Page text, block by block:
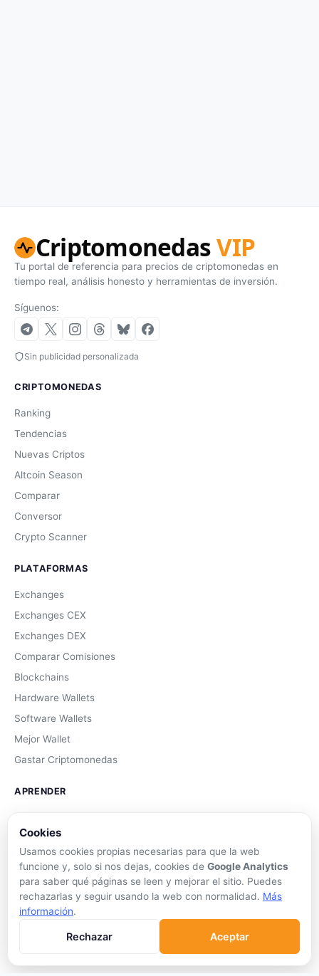
CriptomonedasVIP
Tu portal de referencia para precios de criptomonedas en
tiempo real, análisis honesto y herramientas de inversión.
Síguenos:
Sin publicidad personalizada
CRIPTOMONEDAS
Ranking
Tendencias
Nuevas Criptos
Altcoin Season
Comparar
Conversor
Crypto Scanner
PLATAFORMAS
Exchanges
Exchanges CEX
Exchanges DEX
Comparar Comisiones
Blockchains
Hardware Wallets
Software Wallets
Mejor Wallet
Gastar Criptomonedas
APRENDER
Cómo Comprar
Staking
DeFi
Trading
Cookies
Usamos cookies propias necesarias para que la web
funcione y, solo si nos dejas, cookies de Google Analytics
para saber qué páginas se leen y mejorar el sitio. Puedes
rechazarlas y seguir usando la web con normalidad. Más
información.
Rechazar Aceptar